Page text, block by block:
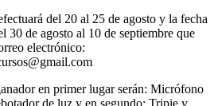
del 20 al 25 de agosto y la fecha
30 de agosto al 10 de septiembre que
electrónico:
en primer lugar serán: Micrófono
de luz y en segundo: Tripie y